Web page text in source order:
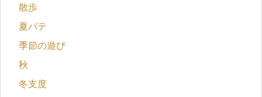
散歩
夏バテ
季節の遊び
秋
冬支度